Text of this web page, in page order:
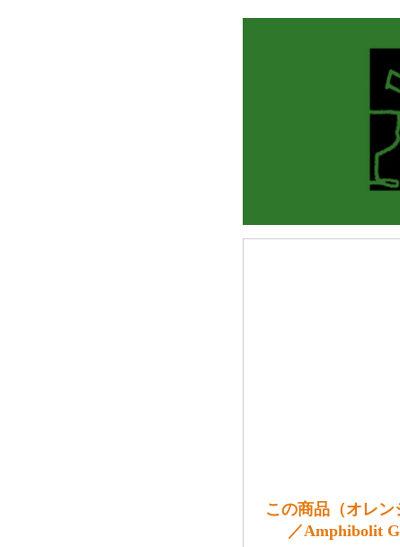
この商品（オレン
／Amphibolit